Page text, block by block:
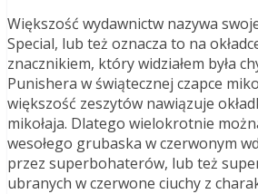
Większość wydawnictw nazywa
Special, lub też oznacza to na
znacznikiem, który widziałem była
Punishera w świątecznej czapce
większość zeszytów nawiązuje
mikołaja. Dlatego wielokrotnie
wesołego grubaska w czerwonym
przez superbohaterów, lub też
ubranych w czerwone ciuchy z